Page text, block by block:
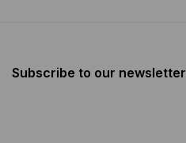
Subscribe to our newsletter